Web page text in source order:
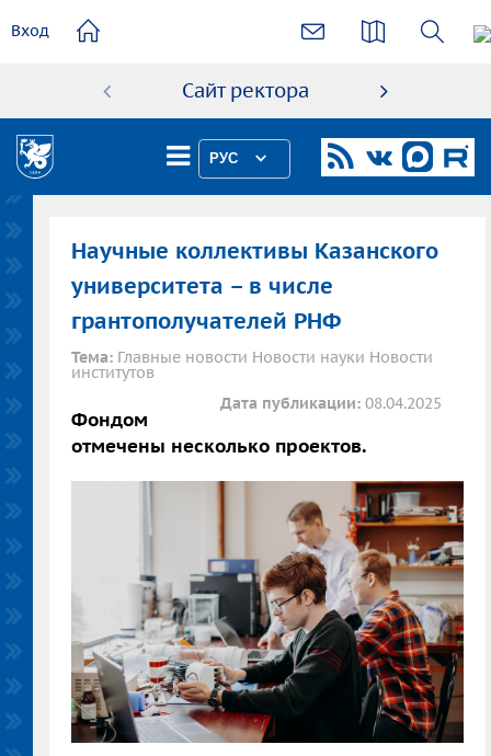
содержанию
Вход
Сайт ректора
РУС
Научные коллективы Казанского
университета – в числе
грантополучателей РНФ
Тема: Главные новости Новости науки Новости
институтов
Дата публикации: 08.04.2025
Фондом
отмечены несколько проектов.